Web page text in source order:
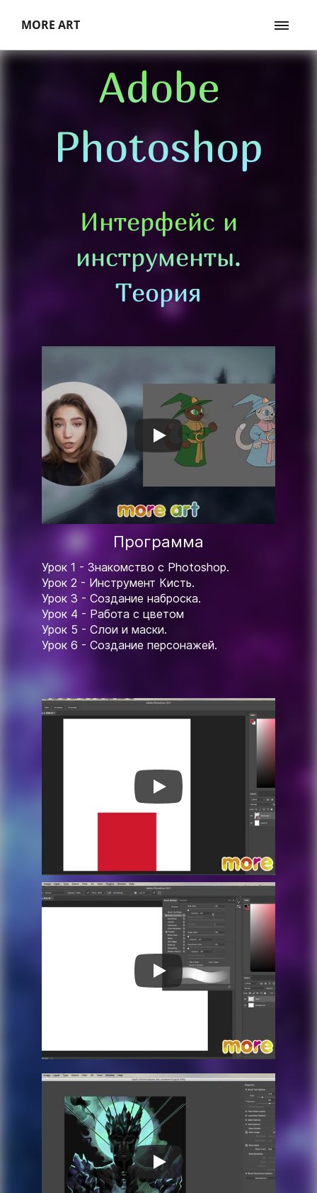
MORE ART
Adobe
Photoshop
Интерфейс и
инструменты.
Теория​
Программа
Урок 1 - Знакомство с Photoshop.
Урок 2 - Инструмент Кисть.
Урок 3 - Создание наброска.
Урок 4 - Работа с цветом
Урок 5 - Cлои и маски.
Урок 6 - Создание персонажей.